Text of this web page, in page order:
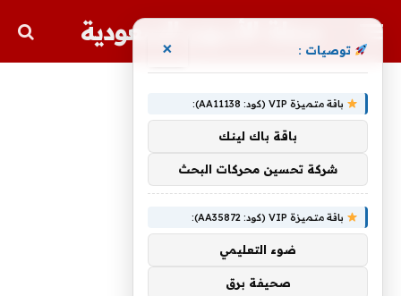
مجلة الأسهم السعودية
توصيات : ×
باقة متميزة VIP (كود: AA11138):
باقة باك لينك
شركة تحسين محركات البحث
باقة متميزة VIP (كود: AA35872):
ضوء التعليمي
صحيفة برق